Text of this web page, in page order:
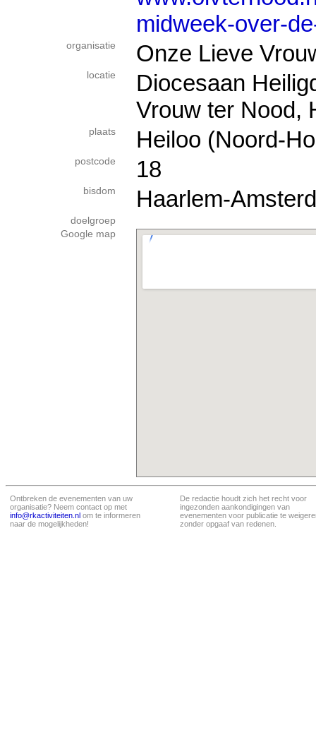
midweek-over-
organisatie Onze Lieve
locatie
Diocesaan
Vrouw ter Nood,
plaats Heiloo (Noord-
postcode 18
bisdom Haarlem-
doelgroep
Google map
Ontbreken de evenementen van uw
organisatie? Neem contact op met
info@rkactiviteiten.nl om te informeren
naar de mogelijkheden!
De redactie houdt zich het recht voor
ingezonden aankondigingen van
evenementen voor publicatie te
zonder opgaaf van redenen.